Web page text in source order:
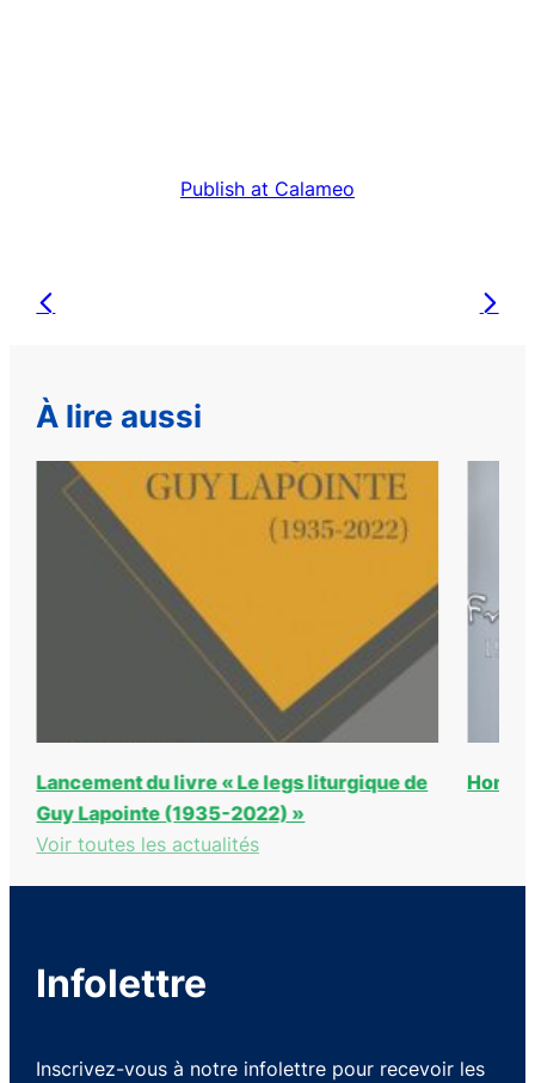
Publish at Calameo
À lire aussi
Lancement du livre « Le legs liturgique de
Guy Lapointe (1935-2022) »
Voir toutes les actualités
Infolettre
Inscrivez-vous à notre infolettre pour recevoir les